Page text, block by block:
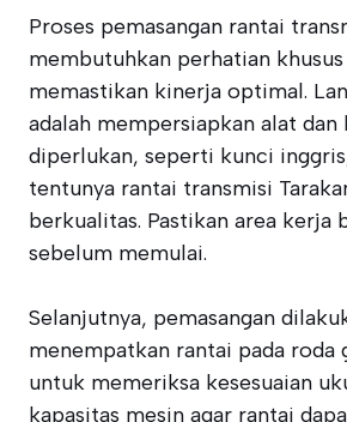
Proses pemasangan rantai
membutuhkan perhatian
memastikan kinerja optimal.
adalah mempersiapkan alat
diperlukan, seperti kunci
tentunya rantai transmisi
berkualitas. Pastikan area kerja
sebelum memulai.
Selanjutnya, pemasangan
menempatkan rantai pada roda
untuk memeriksa kesesuaian
kapasitas mesin agar rantai